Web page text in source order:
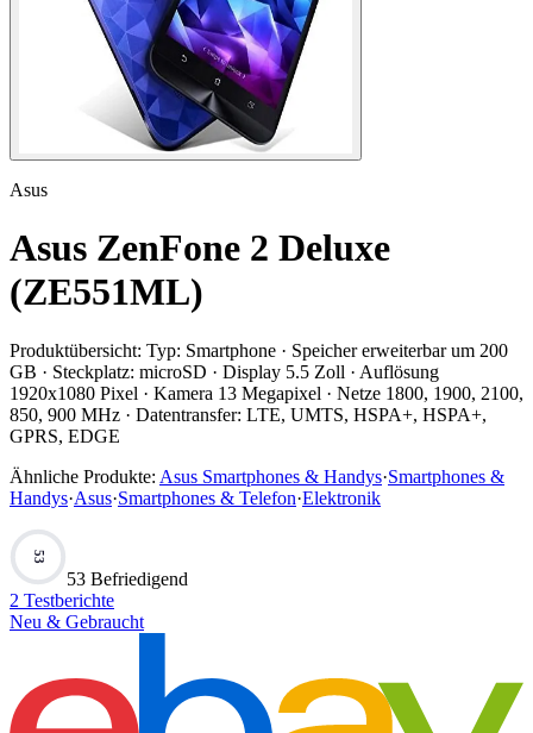
Asus
Asus ZenFone 2 Deluxe
(ZE551ML)
Produktübersicht: Typ: Smartphone · Speicher erweiterbar um 200
GB · Steckplatz: microSD · Display 5.5 Zoll · Auflösung
1920x1080 Pixel · Kamera 13 Megapixel · Netze 1800, 1900, 2100,
850, 900 MHz · Datentransfer: LTE, UMTS, HSPA+, HSPA+,
GPRS, EDGE
Ähnliche Produkte: Asus Smartphones & Handys·Smartphones &
Handys·Asus·Smartphones & Telefon·Elektronik
53
53 Befriedigend
2 Testberichte
Neu & Gebraucht